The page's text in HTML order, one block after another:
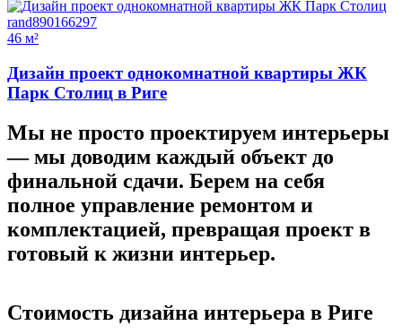
46 м²
Дизайн проект однокомнатной квартиры ЖК
Парк Столиц в Риге
Мы не просто проектируем интерьеры
—мы доводим каждый объект до
финальной сдачи. Берем на себя
полное управление ремонтом и
комплектацией, превращая проект в
готовый к жизни интерьер.
Стоимость дизайна интерьера в Риге